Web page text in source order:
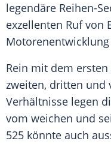
legendäre Reihen-
exzellenten Ruf von
Rein mit dem
zweiten, dritten und
Verhältnisse legen
vom weichen und
525 könnte auch